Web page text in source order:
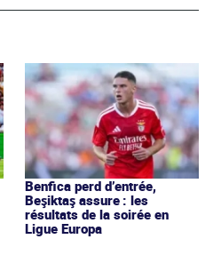
Benfica perd d’entrée,
Beşiktaş assure : les
résultats de la soirée en
Ligue Europa